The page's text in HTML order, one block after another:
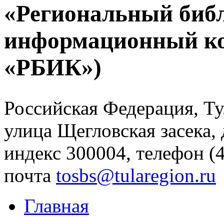
«Региональный
информационный
«РБИК»)
Российская Федерация,
улица Щегловская
индекс 300004, телефон
почта tosbs@tularegion.ru
Главная